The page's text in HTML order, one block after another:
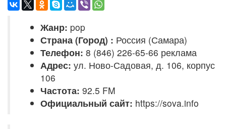
Жанр: pop
Страна (Город) : Россия (Самара)
Телефон: 8 (846) 226-65-66 реклама
Адрес: ул. Ново-Садовая, д. 106, корпус
106
Частота: 92.5 FM
Официальный сайт: https://sova.info